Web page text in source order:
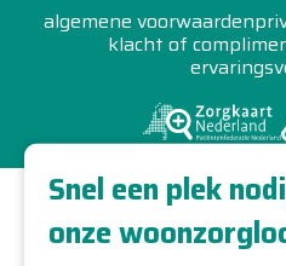
algemene voorwaarden
klacht of
Snel een plek
onze